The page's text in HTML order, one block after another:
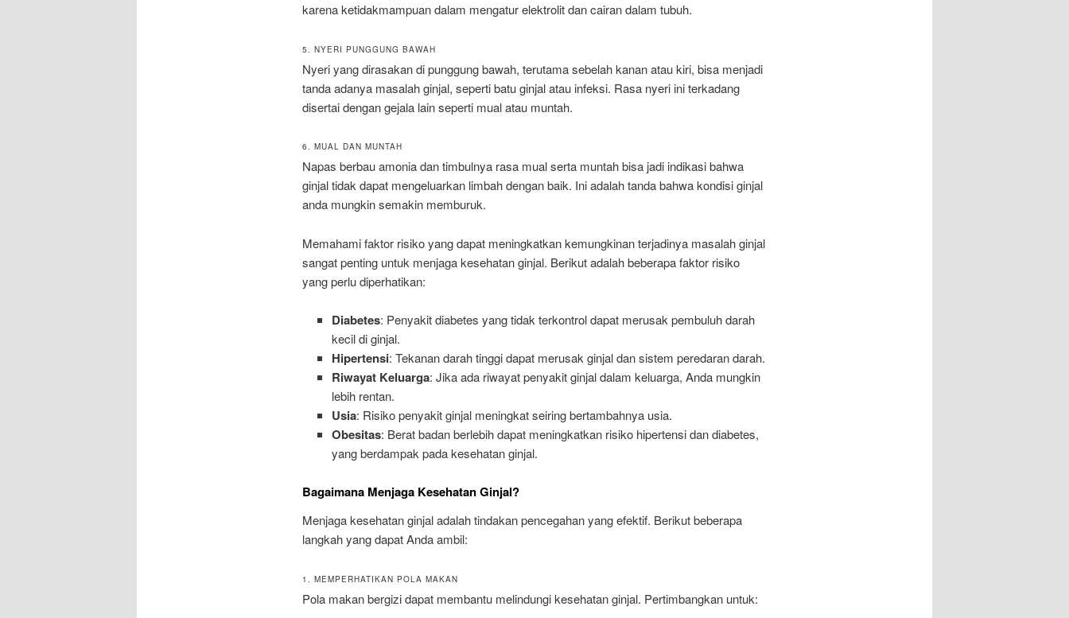
karena ketidakmampuan dalam mengatur elektrolit dan cairan dalam tubuh.
5. NYERI PUNGGUNG BAWAH
Nyeri yang dirasakan di punggung bawah, terutama sebelah kanan atau kiri, bisa menjadi
tanda adanya masalah ginjal, seperti batu ginjal atau infeksi. Rasa nyeri ini terkadang
disertai dengan gejala lain seperti mual atau muntah.
6. MUAL DAN MUNTAH
Napas berbau amonia dan timbulnya rasa mual serta muntah bisa jadi indikasi bahwa
ginjal tidak dapat mengeluarkan limbah dengan baik. Ini adalah tanda bahwa kondisi ginjal
anda mungkin semakin memburuk.
Memahami faktor risiko yang dapat meningkatkan kemungkinan terjadinya masalah ginjal
sangat penting untuk menjaga kesehatan ginjal. Berikut adalah beberapa faktor risiko
yang perlu diperhatikan:
Diabetes: Penyakit diabetes yang tidak terkontrol dapat merusak pembuluh darah
kecil di ginjal.
Hipertensi: Tekanan darah tinggi dapat merusak ginjal dan sistem peredaran darah.
Riwayat Keluarga: Jika ada riwayat penyakit ginjal dalam keluarga, Anda mungkin
lebih rentan.
Usia: Risiko penyakit ginjal meningkat seiring bertambahnya usia.
Obesitas: Berat badan berlebih dapat meningkatkan risiko hipertensi dan diabetes,
yang berdampak pada kesehatan ginjal.
Bagaimana Menjaga Kesehatan Ginjal?
Menjaga kesehatan ginjal adalah tindakan pencegahan yang efektif. Berikut beberapa
langkah yang dapat Anda ambil:
1. MEMPERHATIKAN POLA MAKAN
Pola makan bergizi dapat membantu melindungi kesehatan ginjal. Pertimbangkan untuk: